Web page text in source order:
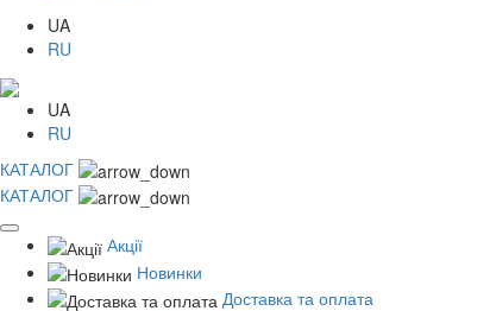
UA
RU
UA
RU
КАТАЛОГ
КАТАЛОГ
Акції
Новинки
Доставка та оплата